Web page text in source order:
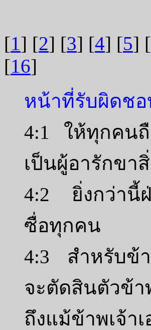
[1] [2] [3] [4] [5] [
[16]
หน้าที่รับผิดชอ
4:1 ให้ทุกคนถื
เป็นผู้อารักขา
4:2 ยิ่งกว่านี้ฝ่
ซื่อทุกคน
4:3 สำหรับข้า
จะตัดสินตัวข้า
ถึงแม้ข้าพเจ้า